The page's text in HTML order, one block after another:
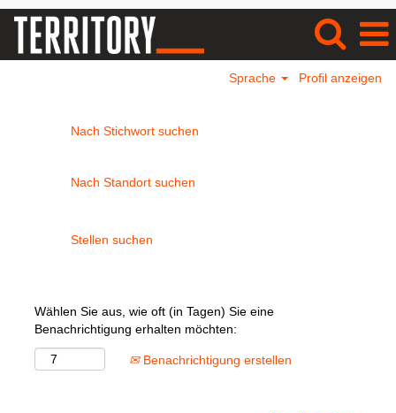
Sprache Profil anzeigen
Nach Stichwort suchen
Nach Standort suchen
Wählen Sie aus, wie oft (in Tagen) Sie eine
Benachrichtigung erhalten möchten:
Benachrichtigung erstellen